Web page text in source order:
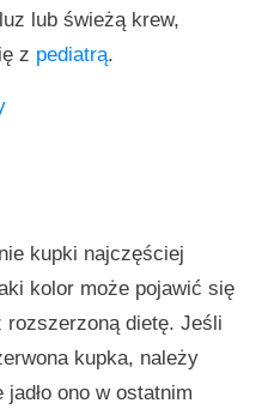
lub świeżą krew,
z pediatrą.
kupki najczęściej
kolor może pojawić się
dietę. Jeśli
kupka, należy
ono w ostatnim